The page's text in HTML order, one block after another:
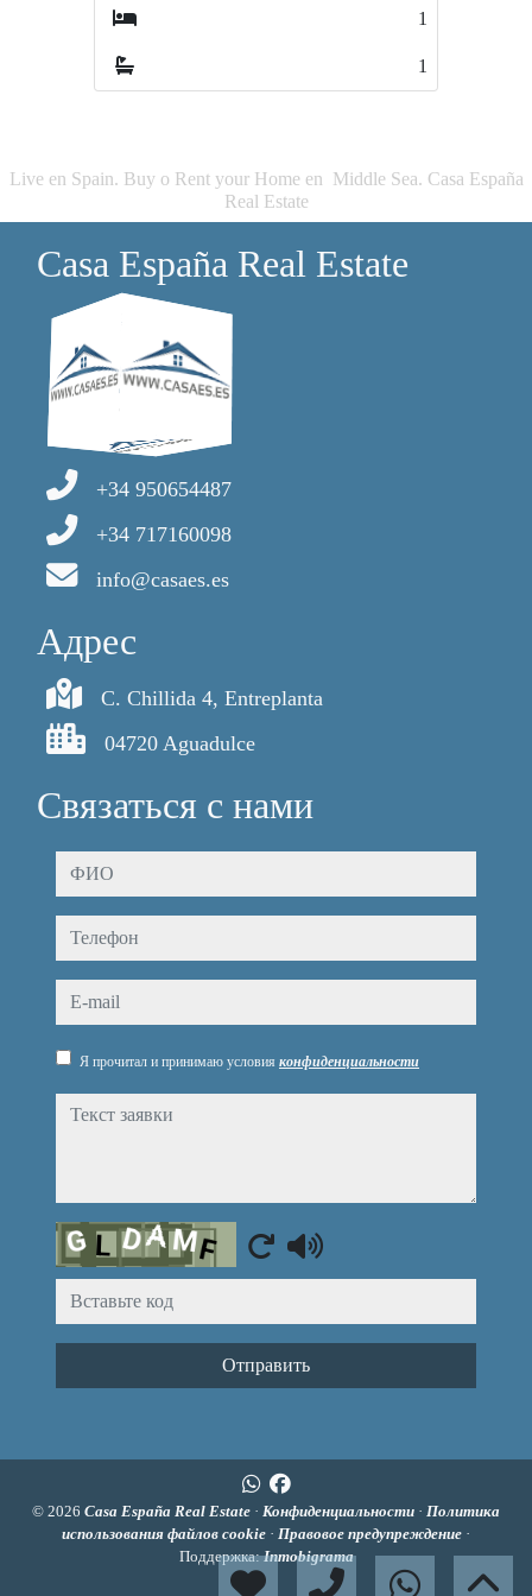
Live en Spain. Buy o Rent your Home en Middle Sea. Casa España
Real Estate
Casa España Real Estate
+34 950654487
+34 717160098
info@casaes.es
Aдрес
C. Chillida 4, Entreplanta
04720 Aguadulce
Связаться с нами
ФИО
Телефон
e-mail
Я прочитал и принимаю условия конфиденциальности
Текст заявки
Captcha
Отправить
© 2026 Casa España Real Estate · Конфиденциальности · Политика
использования файлов cookie · Правовое предупреждение ·
Поддержка:Inmobigrama